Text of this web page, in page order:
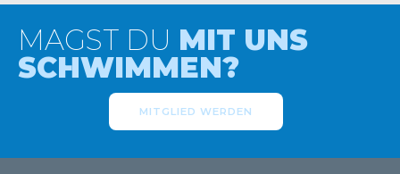
MAGST DU MIT UNS
SCHWIMMEN?
MITGLIED WERDEN